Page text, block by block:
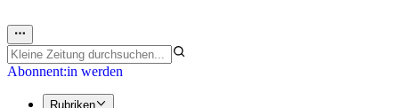
Abonnent:in werden
Rubriken